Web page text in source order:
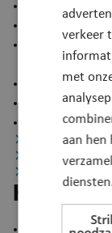
Fera-Orga,
Tuincentrum
Bornem
AD Delhaize,
Supermarkt
Okay
Kostprijs
Reglementen
Kostprijs
Rol kleine
verkeer
met
aan hen